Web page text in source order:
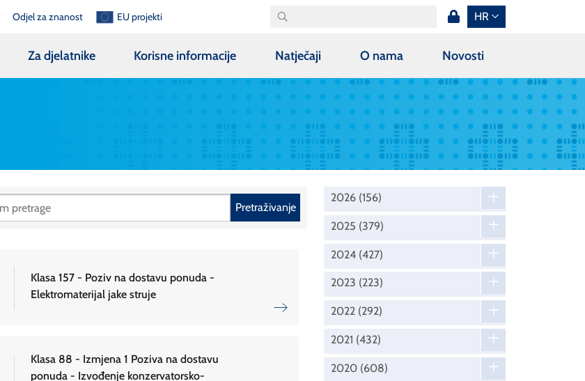
Odjel za znanost EU projekti HR
Za djelatnike Korisne informacije Natječaji O nama Novosti
Pretraživanje
Klasa 157 - Poziv na dostavu ponuda -
Elektromaterijal jake struje
Klasa 88 - Izmjena 1 Poziva na dostavu
ponuda - Izvođenje konzervatorsko-
2026 (156)
2025 (379)
2024 (427)
2023 (223)
2022 (292)
2021 (432)
2020 (608)